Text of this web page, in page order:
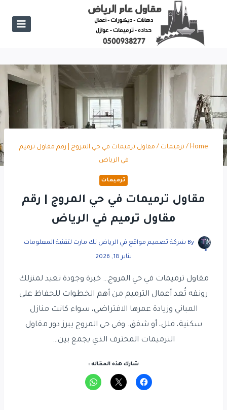
content
Home
/ ترميمات / مقاول ترميمات في حي المروج | رقم مقاول ترميم
في الرياض
ترميمات
مقاول ترميمات في حي المروج | رقم
مقاول ترميم في الرياض
By شركة تصميم مواقع في الرياض تك مارت لتقنية المعلومات
يناير 18, 2026
مقاول ترميمات في حي المروج… خبرة وجودة تعيد لمنزلك
رونقه تُعد أعمال الترميم من أهم الخطوات للحفاظ على
المباني وزيادة عمرها الافتراضي، سواء كانت منازل
سكنية، فلل، أو شقق. وفي حي المروج يبرز دور مقاول
الترميمات المحترف الذي يجمع بين…
شارك هذه المقاله :